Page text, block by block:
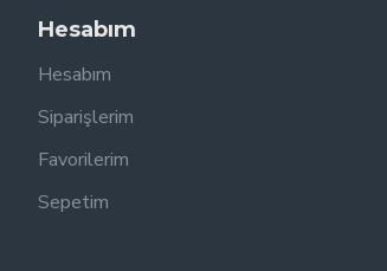
Hesabım
Hesabım
Siparişlerim
Favorilerim
Sepetim